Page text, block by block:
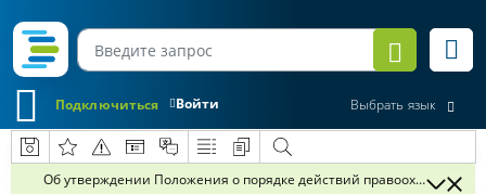
Войти
Подключиться Выбрать язык
Об утверждении Положения о порядке действий